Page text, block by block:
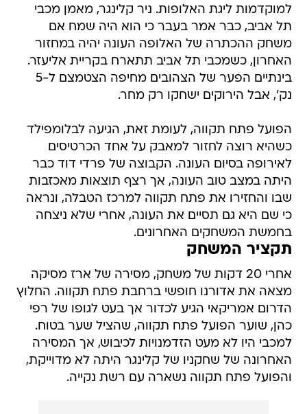
למוקדמות ליגת האלופות. ניר קלינגר, מאמן מכבי
תל אביב, כבר אמר בעבר כי הוא היה שמח אם
משחק ההכתרה של האלופה העונה יהיה במחזור
האחרון, כשמכבי תל אביב תתארח בקריית אליעזר.
בינתיים הפער של הצהובים מחיפה הצטמצם ל-5
נק', אבל הירוקים ישחקו רק מחר.
הפועל פתח תקווה, לעומת זאת, הגיעה לבלומפילד
כשהיא רוצה לחזור למאבק על אחד הכרטיסים
לאירופה בסיום העונה. הקבוצה של פרדי דוד כבר
היתה במצב טוב העונה, אך רצף תוצאות מאכזבות
שבו והחזירו את פתח תקווה למרכז הטבלה, ונראה
כי שם היא גם תסיים את העונה, אחרי שלא ניצחה
בחמשת המשחקים האחרונים.
תקציר המשחק
אחרי 20 דקות של משחק, מסירה של ארז מסיקה
מצאה את אדורנו חופשי ברחבת פתח תקווה. החלוץ
הדרום אמריקאי הגיע לכדור אך בעט לגופו של רפי
כהן, שוער הפועל פתח תקווה, שהציל שער בטוח.
למכבי היו לא מעט הזדמנויות לכיבוש, אך המסירה
האחרונה של שחקניו של קלינגר היתה לא מדוייקת,
והפועל פתח תקווה נשארה עם רשת נקייה.